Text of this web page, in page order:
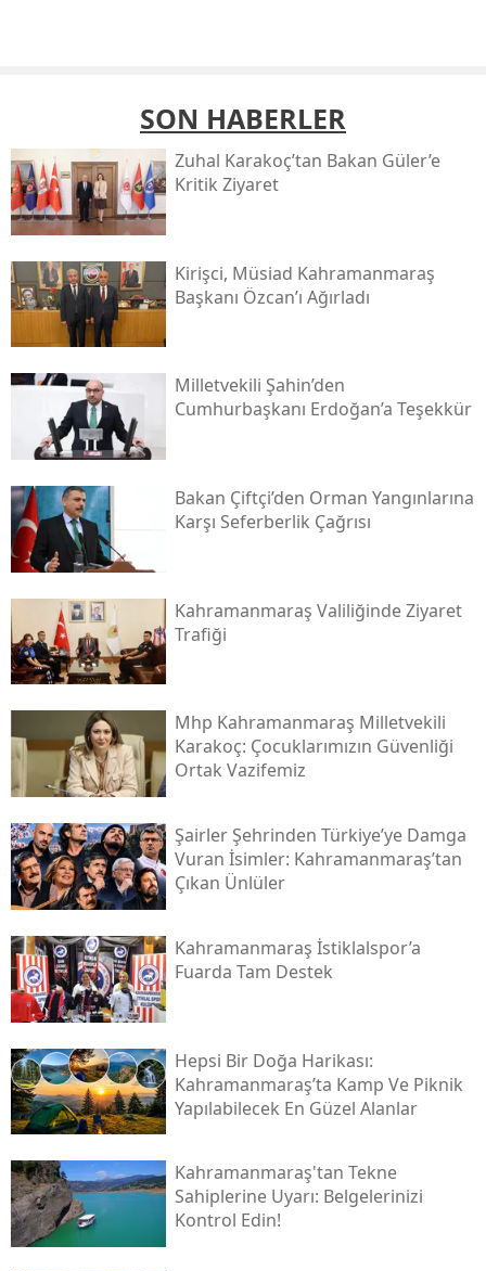
SON HABERLER
Zuhal Karakoç’tan Bakan Güler’e
Kritik Ziyaret
Kirişci, Müsi̇ad Kahramanmaraş
Başkanı Özcan’ı Ağırladı
Milletvekili Şahin’den
Cumhurbaşkanı Erdoğan’a Teşekkür
Bakan Çiftçi’den Orman Yangınlarına
Karşı Seferberlik Çağrısı
Kahramanmaraş Valiliğinde Ziyaret
Trafiği
Mhp Kahramanmaraş Milletvekili
Karakoç: Çocuklarımızın Güvenliği
Ortak Vazifemiz
Şairler Şehrinden Türkiye’ye Damga
Vuran İsimler: Kahramanmaraş’tan
Çıkan Ünlüler
Kahramanmaraş İstiklalspor’a
Fuarda Tam Destek
Hepsi Bir Doğa Harikası:
Kahramanmaraş’ta Kamp Ve Piknik
Yapılabilecek En Güzel Alanlar
Kahramanmaraş'tan Tekne
Sahiplerine Uyarı: Belgelerinizi
Kontrol Edin!